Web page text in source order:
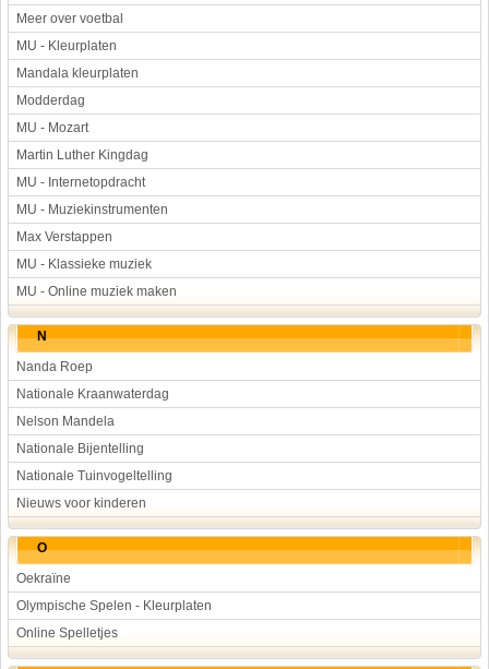
Meer over voetbal
MU - Kleurplaten
Mandala kleurplaten
Modderdag
MU - Mozart
Martin Luther Kingdag
MU - Internetopdracht
MU - Muziekinstrumenten
Max Verstappen
MU - Klassieke muziek
MU - Online muziek maken
N
Nanda Roep
Nationale Kraanwaterdag
Nelson Mandela
Nationale Bijentelling
Nationale Tuinvogeltelling
Nieuws voor kinderen
O
Oekraïne
Olympische Spelen - Kleurplaten
Online Spelletjes